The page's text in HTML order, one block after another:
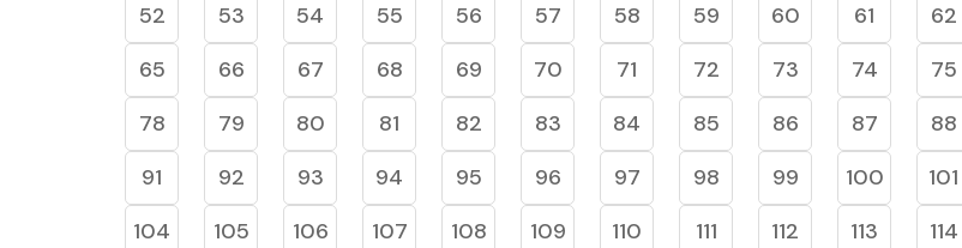
52
53 54 55 56 57 58 59 60 61 62
65
66 67 68 69 70 71 72 73 74 75
78
79 80 81 82 83 84 85 86 87 88
91
92 93 94 95 96 97 98 99 100 101
104
105 106 107 108 109 110 111 112 113 114